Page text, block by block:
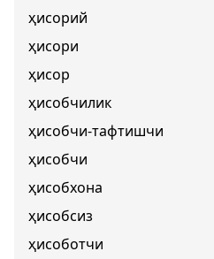
ҳисорий
ҳисори
ҳисор
ҳисобчилик
ҳисобчи-тафтишчи
ҳисобчи
ҳисобхона
ҳисобсиз
ҳисоботчи